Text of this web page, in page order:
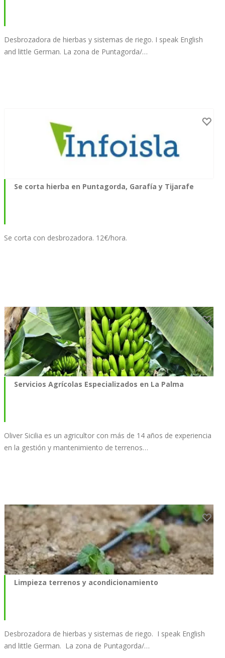
Desbrozadora de hierbas y sistemas de riego. I speak English
and little German. La zona de Puntagorda/…
Se corta hierba en Puntagorda, Garafía y Tijarafe
Se corta con desbrozadora. 12€/hora.
Servicios Agrícolas Especializados en La Palma
Oliver Sicilia es un agricultor con más de 14 años de experiencia
en la gestión y mantenimiento de terrenos…
Limpieza terrenos y acondicionamiento
Desbrozadora de hierbas y sistemas de riego. I speak English
and little German. La zona de Puntagorda/…